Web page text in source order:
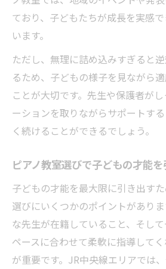
ており、子どもたちが成長を実感
います。
ただし、無理に詰め込みすぎると
るため、子どもの様子を見ながら
ことが大切です。先生や保護者が
ーションを取りながらサポートす
く続けることができるでしょう。
ピアノ教室選びで子どもの才能
子どもの才能を最大限に引き出す
選びにいくつかのポイントがあり
な先生が在籍していること、そし
ペースに合わせて柔軟に指導して
が重要です。JR中央線エリアでは